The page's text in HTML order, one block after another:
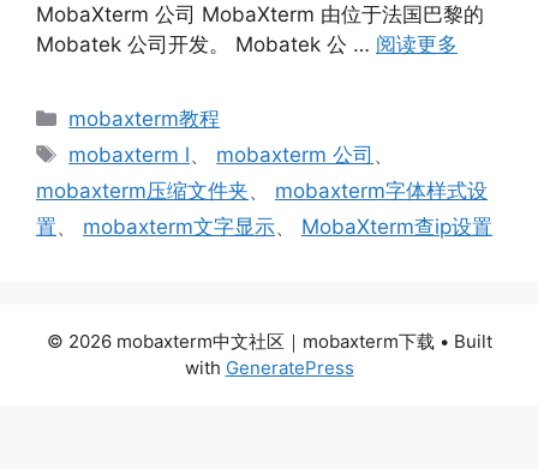
MobaXterm 公司 MobaXterm 由位于法国巴黎的
Mobatek 公司开发。 Mobatek 公 … 阅读更多
分
mobaxterm教程
标
签
mobaxterm l、 mobaxterm 公司 、
mobaxterm压缩文件夹、 mobaxterm字体样式设
置、 mobaxterm文字显示、 MobaXterm查ip设置
© 2026 mobaxterm中文社区｜mobaxterm下载 • Built
with GeneratePress